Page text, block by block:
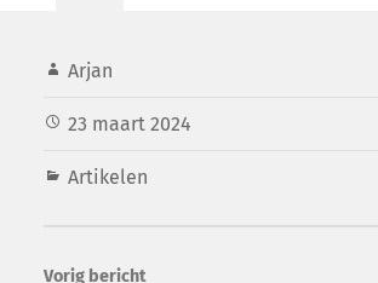
Arjan
23 maart 2024
Artikelen
Vorig bericht